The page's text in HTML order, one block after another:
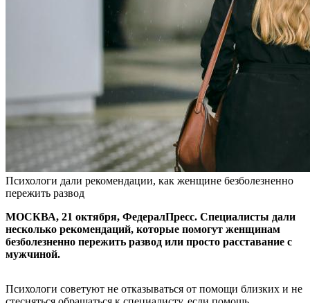
Психологи дали рекомендации, как женщине безболезненно
пережить развод
МОСКВА, 21 октября, ФедералПресс. Специалисты дали
несколько рекомендаций, которые помогут женщинам
безболезненно пережить развод или просто расставание с
мужчиной.
Психологи советуют не отказываться от помощи близких и не